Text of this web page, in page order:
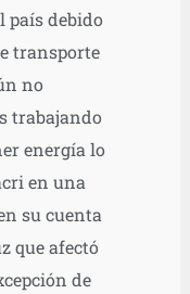
país debido
transporte
no
trabajando
energía lo
en una
su cuenta
que afectó
de